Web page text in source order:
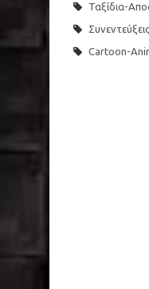
Ταξίδια-
Συνεντεύξεις
Cartoon-